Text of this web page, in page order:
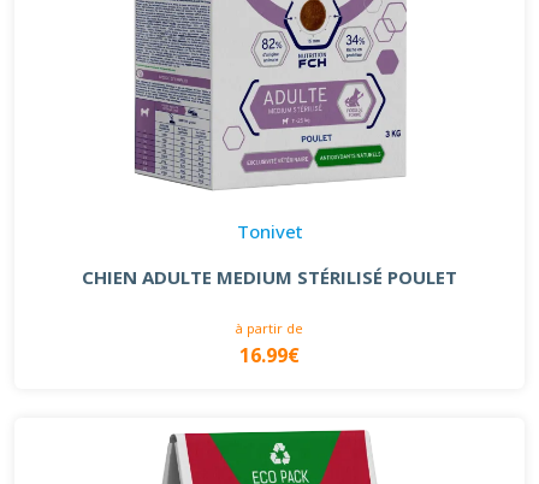
Tonivet
CHIEN ADULTE MEDIUM STÉRILISÉ POULET
à partir de
16.99€